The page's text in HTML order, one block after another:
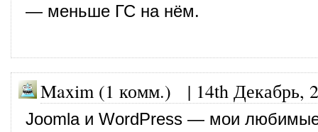
— меньше ГС на нём.
Maxim (1 комм.) | 14th Декабрь,
Joomla и WordPress — мои